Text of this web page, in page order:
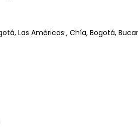
Las Américas , Chía, Bogotá,